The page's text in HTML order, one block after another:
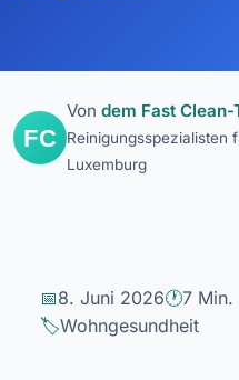
Von dem Fast Clean-
Reinigungsspezialisten
Luxemburg
8. Juni 2026
7 Min.
Wohngesundheit